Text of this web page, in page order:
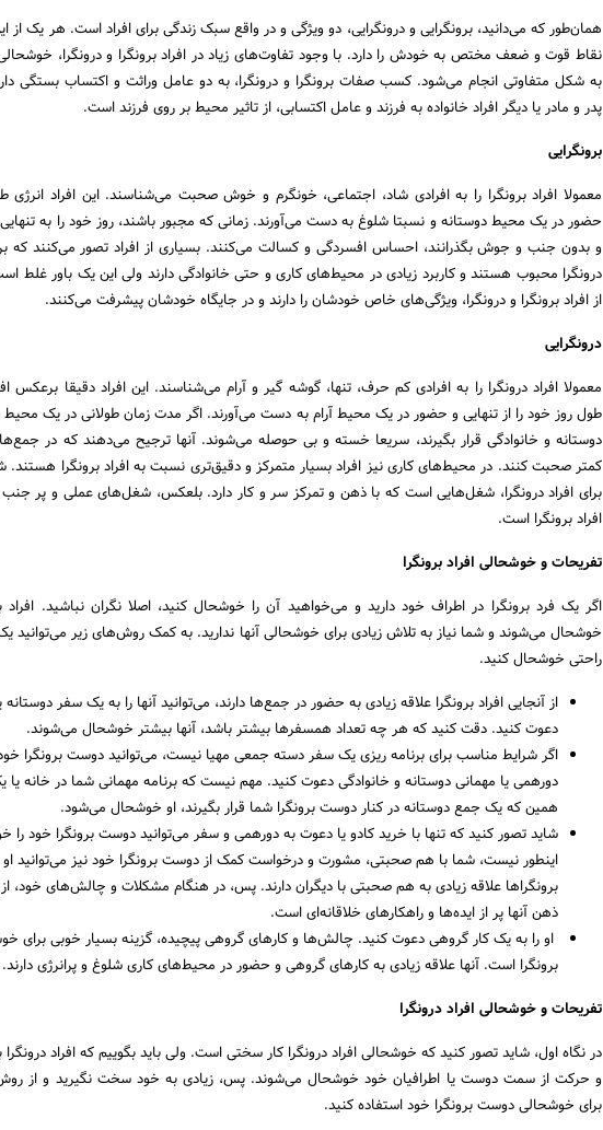
همان‌طور که می‌دانید، برونگرایی و درونگرایی، دو ویژگی و در واقع سبک زندگی برای افراد است. هر یک از
نقاط قوت و ضعف مختص به خودش را دارد. با وجود تفاوت‌های زیاد در افراد برونگرا و درونگرا، خوشحالی
به شکل متفاوتی انجام می‌شود. کسب صفات برونگرا و درونگرا، به دو عامل وراثت و اکتساب بستگی
پدر و مادر یا دیگر افراد خانواده به فرزند و عامل اکتسابی، از تاثیر محیط بر روی فرزند است.
برونگرایی
معمولا افراد برونگرا را به افرادی شاد، اجتماعی، خونگرم و خوش صحبت می‌شناسند. این افراد انرژی
حضور در یک محیط دوستانه و نسبتا شلوغ به دست می‌آورند. زمانی که مجبور باشند، روز خود را به
و بدون جنب و جوش بگذرانند، احساس افسردگی و کسالت می‌کنند. بسیاری از افراد تصور می‌کنند که
درونگرا محبوب هستند و کاربرد زیادی در محیط‌های کاری و حتی خانوادگی دارند ولی این یک باور غلط
از افراد برونگرا و درونگرا، ویژگی‌های خاص خودشان را دارند و در جایگاه خودشان پیشرفت می‌کنند.
درونگرایی
معمولا افراد درونگرا را به افرادی کم حرف، تنها، گوشه گیر و آرام می‌شناسند. این افراد دقیقا برعکس
طول روز خود را از تنهایی و حضور در یک محیط آرام به دست می‌آورند. اگر مدت زمان طولانی در یک
دوستانه و خانوادگی قرار بگیرند، سریعا خسته و بی حوصله می‌شوند. آنها ترجیح می‌دهند که در
کمتر صحبت کنند. در محیط‌های کاری نیز افراد بسیار متمرکز و دقیق‌تری نسبت به افراد برونگرا
برای افراد درونگرا، شغل‌هایی است که با ذهن و تمرکز سر و کار دارد. بلعکس، شغل‌های عملی و پر
افراد برونگرا است.
تفریحات و خوشحالی افراد برونگرا
اگر یک فرد برونگرا در اطراف خود دارید و می‌خواهید آن را خوشحال کنید، اصلا نگران نباشید.
خوشحال می‌شوند و شما نیاز به تلاش زیادی برای خوشحالی آنها ندارید. به کمک روش‌های زیر می‌توانید یک
راحتی خوشحال کنید.
از آنجایی افراد برونگرا علاقه زیادی به حضور در جمع‌ها دارند، می‌توانید آنها را به یک سفر دوستانه
دعوت کنید. دقت کنید که هر چه تعداد همسفرها بیشتر باشد، آنها بیشتر خوشحال می‌شوند.
اگر شرایط مناسب برای برنامه ریزی یک سفر دسته جمعی مهیا نیست، می‌توانید دوست برونگرا
دورهمی یا مهمانی دوستانه و خانوادگی دعوت کنید. مهم نیست که برنامه مهمانی شما در خانه یا
همین که یک جمع دوستانه در کنار دوست برونگرا شما قرار بگیرند، او خوشحال می‌شود.
شاید تصور کنید که تنها با خرید کادو یا دعوت به دورهمی و سفر می‌توانید دوست برونگرا خود
اینطور نیست، شما با هم صحبتی، مشورت و درخواست کمک از دوست برونگرا خود نیز می‌توانید
برونگراها علاقه زیادی به هم صحبتی با دیگران دارند. پس، در هنگام مشکلات و چالش‌های خود،
ذهن آنها پر از ایده‌ها و راهکارهای خلاقانه‌ای است.
او را به یک کار گروهی دعوت کنید. چالش‌ها و کارهای گروهی پیچیده، گزینه بسیار خوبی برای
برونگرا است. آنها علاقه زیادی به کارهای گروهی و حضور در محیط‌های کاری شلوغ و پرانرژی دارند.
تفریحات و خوشحالی افراد درونگرا
در نگاه اول، شاید تصور کنید که خوشحالی افراد درونگرا کار سختی است. ولی باید بگوییم که افراد
و حرکت از سمت دوست یا اطرافیان خود خوشحال می‌شوند. پس، زیادی به خود سخت نگیرید و از
برای خوشحالی دوست برونگرا خود استفاده کنید.